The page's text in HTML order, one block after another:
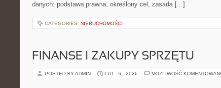
danych: podstawa prawna, określony cel, zasada […]
CATEGORIES: NIERUCHOMOŚCI
FINANSE I ZAKUPY SPRZĘTU
POSTED BY ADMIN LUT - 6 - 2026 MOŻLIWOŚĆ